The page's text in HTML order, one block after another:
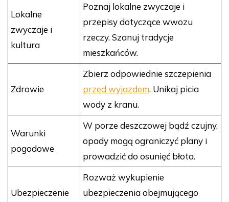
Lokalne
zwyczaje i
kultura
Poznaj lokalne zwyczaje i
przepisy dotyczące wwozu
rzeczy. Szanuj tradycje
mieszkańców.
Zdrowie
Zbierz odpowiednie szczepienia
przed wyjazdem. Unikaj picia
wody z kranu.
Warunki
pogodowe
W porze deszczowej bądź czujny,
opady mogą ograniczyć plany i
prowadzić do osunięć błota.
Ubezpieczenie
Rozważ wykupienie
ubezpieczenia obejmującego